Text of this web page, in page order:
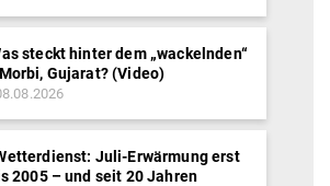
steckt hinter dem „wackelnden“
Gujarat? (Video)
Juli-Erwärmung erst
2005 – und seit 20 Jahren